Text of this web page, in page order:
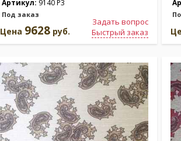
Артикул: 9140 P3
Под заказ
Задать вопрос
Быстрый заказ
Цена 9628 руб.